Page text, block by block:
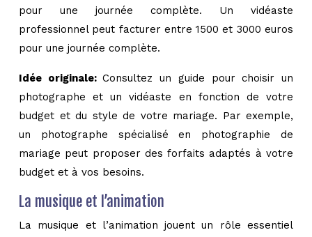
pour une journée complète. Un vidéaste
professionnel peut facturer entre 1500 et 3000 euros
pour une journée complète.
Idée originale:Consultez un guide pour choisir un
photographe et un vidéaste en fonction de votre
budget et du style de votre mariage. Par exemple,
un photographe spécialisé en photographie de
mariage peut proposer des forfaits adaptés à votre
budget et à vos besoins.
La musique et l’animation
La musique et l’animation jouent un rôle essentiel